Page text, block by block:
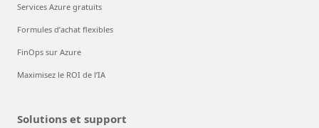
Services Azure gratuits
Formules d’achat flexibles
FinOps sur Azure
Maximisez le ROI de l’IA
Solutions et support